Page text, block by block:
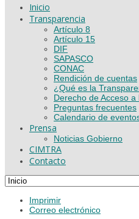
Inicio
Transparencia
Artículo 8
Artículo 15
DIF
SAPASCO
CONAC
Rendición de cuentas
¿Qué es la
Derecho de Acceso
Preguntas frecuentes
Calendario de
Prensa
Noticias Gobierno
CIMTRA
Contacto
Imprimir
Correo electrónico